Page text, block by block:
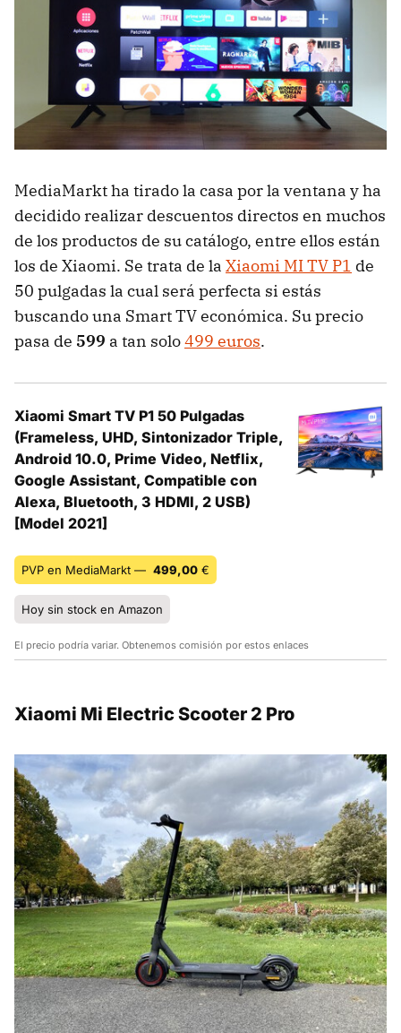
MediaMarkt ha tirado la casa por la ventana y ha
decidido realizar descuentos directos en muchos
de los productos de su catálogo, entre ellos están
los de Xiaomi. Se trata de la Xiaomi MI TV P1 de
50 pulgadas la cual será perfecta si estás
buscando una Smart TV económica. Su precio
pasa de 599 a tan solo499 euros.
Xiaomi Smart TV P1 50 Pulgadas
(Frameless, UHD, Sintonizador Triple,
Android 10.0, Prime Video, Netflix,
Google Assistant, Compatible con
Alexa, Bluetooth, 3 HDMI, 2 USB)
[Model 2021]
PVP en MediaMarkt — 499,00 €
Hoy sin stock en Amazon
El precio podría variar. Obtenemos comisión por estos enlaces
Xiaomi Mi Electric Scooter 2 Pro